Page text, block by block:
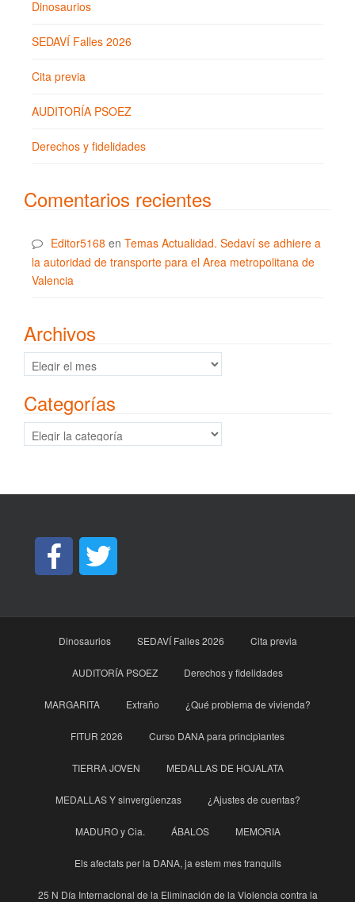
Dinosaurios
SEDAVÍ Falles 2026
Cita previa
AUDITORÍA PSOEZ
Derechos y fidelidades
Comentarios recientes
Editor5168 en Temas Actualidad. Sedaví se adhiere a
la autoridad de transporte para el Area metropolitana de
Valencia
Archivos
Archivos
Categorías
Categorías
Dinosaurios SEDAVÍ Falles 2026 Cita previa
AUDITORÍA PSOEZ Derechos y fidelidades
MARGARITA Extraño ¿Qué problema de vivienda?
FITUR 2026 Curso DANA para principìantes
TIERRA JOVEN MEDALLAS DE HOJALATA
MEDALLAS Y sinvergüenzas ¿Ajustes de cuentas?
MADURO y Cia. ÁBALOS MEMORIA
Els afectats per la DANA, ja estem mes tranquils
25 N Día Internacional de la Eliminación de la Violencia contra la